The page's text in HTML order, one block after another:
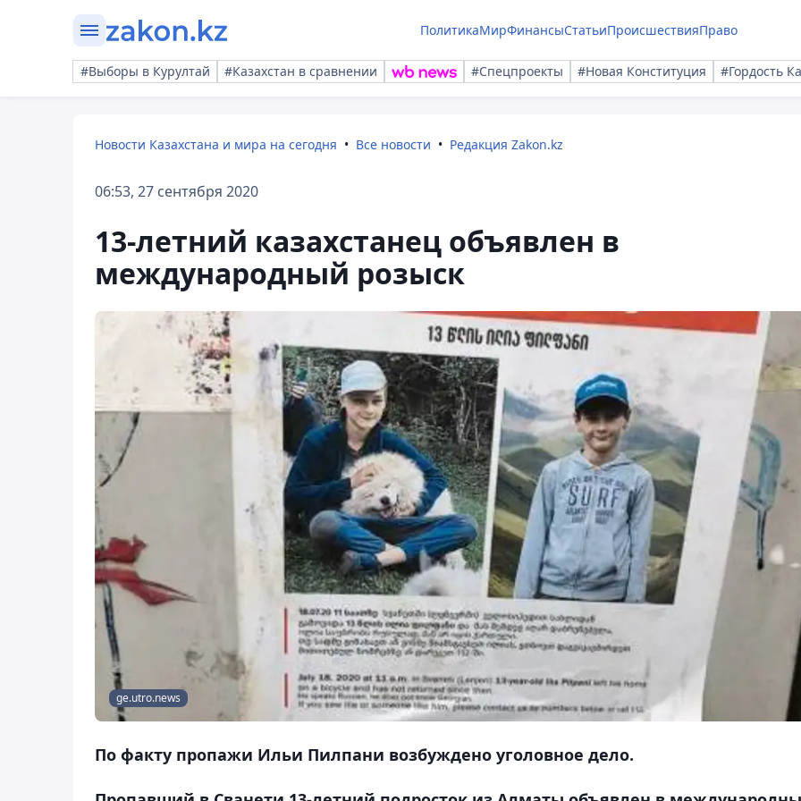
ПолитикаМирФинансыСтатьиПроисшествияПраво
#Выборы в Курултай #Казахстан в сравнении #Спецпроекты #Новая Конституция #Гордость
Новости Казахстана и мира на сегодня Все новости Редакция Zakon.kz
06:53, 27 сентября 2020
13-летний казахстанец объявлен в
международный розыск
ge.utro.news
По факту пропажи Ильи Пилпани возбуждено уголовное дело.